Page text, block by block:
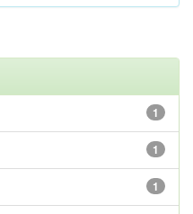
1
1
1